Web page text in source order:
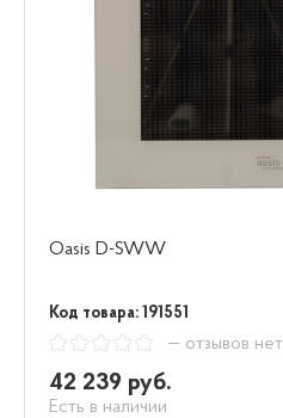
Oasis D-SWW
Код товара: 191551
— отзывов нет
42 239 руб.
Есть в наличии